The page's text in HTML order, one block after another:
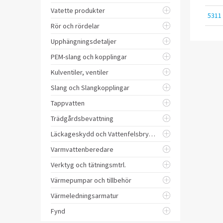
Vatette produkter
Rör och rördelar
Upphängningsdetaljer
PEM-slang och kopplingar
Kulventiler, ventiler
Slang och Slangkopplingar
Tappvatten
Trädgårdsbevattning
Läckageskydd och Vattenfelsbrytare
Varmvattenberedare
Verktyg och tätningsmtrl.
Värmepumpar och tillbehör
Värmeledningsarmatur
Fynd
5311